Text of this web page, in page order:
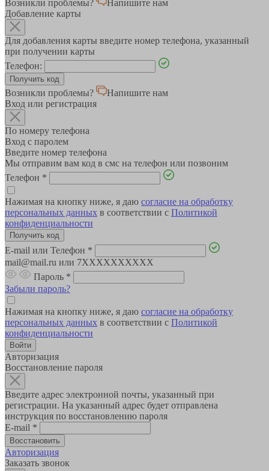
Возникли проблемы?
Напишите нам
Добавление карты
Для добавления карты введите номер телефона, указанный
при получении карты
Телефон:
Возникли проблемы?
Напишите нам
Вход или регистрация
По номеру телефона
Вход с паролем
Введите номер телефона
Мы отправим вам код в смс на телефон или позвоним
Телефон *
Нажимая на кнопку ниже, я даю согласие на обработку
персональных данных в соответствии с Политикой
конфиденциальности
E-mail или Телефон *
mail@mail.ru или 7XXXXXXXXXX
Пароль *
Забыли пароль?
Нажимая на кнопку ниже, я даю согласие на обработку
персональных данных в соответствии с Политикой
конфиденциальности
Авторизация
Восстановление пароля
Введите адрес электронной почты, указанный при
регистрации. На указанный адрес будет отправлена
инструкция по восстановлению пароля
E-mail *
Авторизация
Заказать звонок